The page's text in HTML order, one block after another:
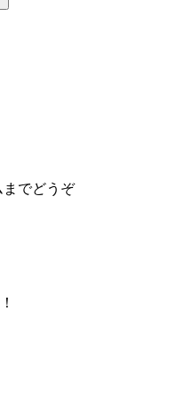
までどうぞ